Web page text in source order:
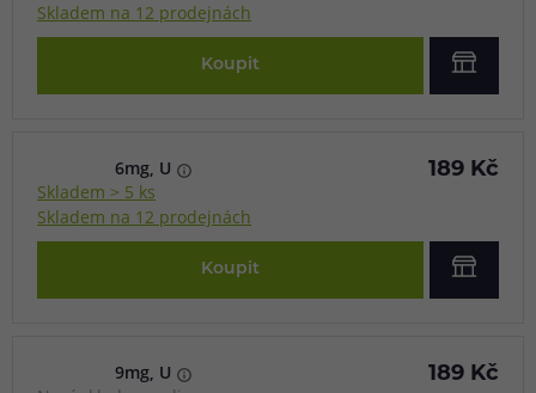
Skladem na 12 prodejnách
Koupit
6mg, U
Skladem > 5 ks
Skladem na 12 prodejnách
189 Kč
Koupit
9mg, U
189 Kč